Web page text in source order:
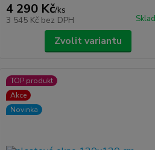
4 290 Kč/ks
3 545 Kč bez DPH
Zvolit variantu
TOP produkt
Akce
Novinka